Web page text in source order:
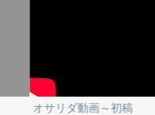
オサリダ動画～初稿